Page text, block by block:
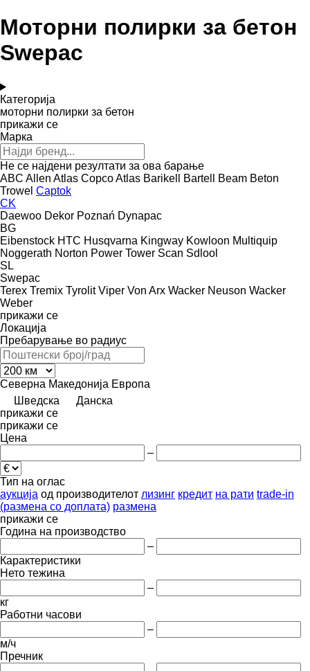
Моторни полирки за бетон
Swepac
Категорија
моторни полирки за бетон
прикажи се
Марка
Не се најдени резултати за ова барање
ABC Allen Atlas CopcoAtlas Barikell Bartell Beam Beton
Trowel Captok
CK
Daewoo Dekor Poznań Dynapac
BG
Eibenstock HTC Husqvarna Kingway Kowloon Multiquip
Noggerath Norton Power Tower Scan Sdlool
SL
Swepac
Terex Tremix Tyrolit Viper Von Arx Wacker Neuson Wacker
Weber
прикажи се
Локација
Пребарување во радиус
Северна Македонија Европа
Шведска
Данска
прикажи се
прикажи се
Цена
–
Тип на оглас
аукција од производителот лизинг кредит на рати trade-in
(размена со доплата) размена
прикажи се
Година на производство
–
Карактеристики
Нето тежина
–
кг
Работни часови
–
м/ч
Пречник